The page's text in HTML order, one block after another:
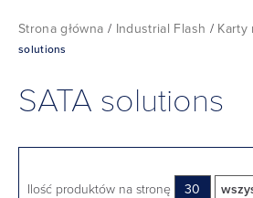
Strona główna / Industrial Flash / Karty
solutions
SATA solutions
Ilość produktów na stronę 30